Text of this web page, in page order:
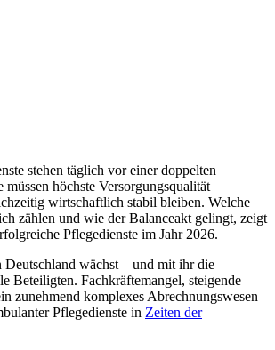
stehen täglich vor einer doppelten
müssen höchste Versorgungsqualität
wirtschaftlich stabil bleiben. Welche
zählen und wie der Balanceakt gelingt, zeigt
Pflegedienste im Jahr 2026.
Deutschland wächst – und mit ihr die
Beteiligten. Fachkräftemangel, steigende
zunehmend komplexes Abrechnungswesen
Pflegedienste in Zeiten der